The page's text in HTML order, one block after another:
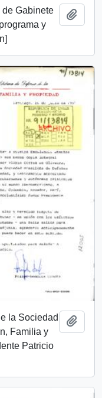
de Gabinete
y
Add
la Sociedad
Familia y
Patricio
Add